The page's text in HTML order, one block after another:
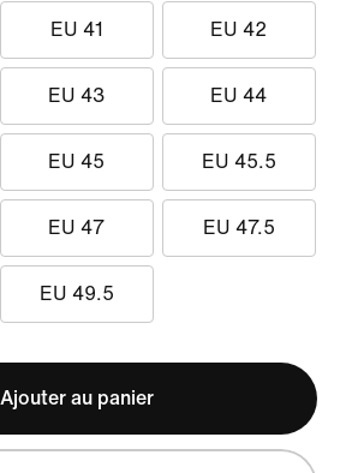
EU 41 EU 42
EU 43 EU 44
EU 45 EU 45.5
EU 47 EU 47.5
EU 49.5
Ajouter au panier